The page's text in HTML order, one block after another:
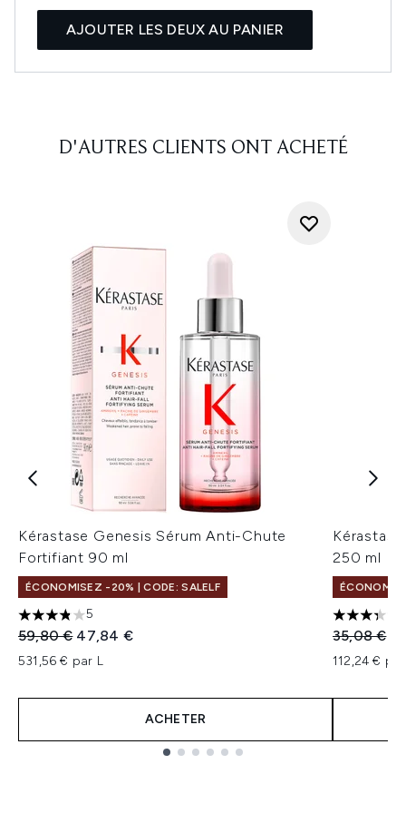
AJOUTER LES DEUX AU PANIER
D'AUTRES CLIENTS ONT ACHETÉ
Kérastase Genesis Sérum Anti-Chute
Fortifiant 90 ml
ÉCONOMISEZ -20% | CODE: SALELF
3.8 étoiles sur un maximum de 5
5
Prix de vente :
59,80 € Prix ​​actuel :
47,84 €
531,56 € par L
ACHETER
250 ml
3.33
Prix de
35,08 €
112,24 €